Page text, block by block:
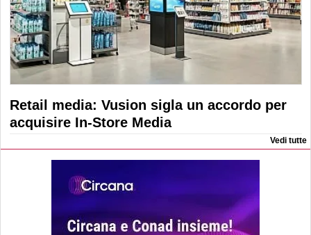
Retail media: Vusion sigla un accordo per
acquisire In-Store Media
Vedi tutte